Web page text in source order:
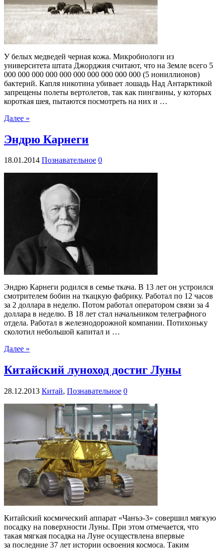
У белых медведей черная кожа. Микробиологи из
университета штата Джорджия считают, что на Земле всего 5
000 000 000 000 000 000 000 000 000 000 (5 нониллионов)
бактерий. Капля никотина убивает лошадь Над Антарктикой
запрещены полеты вертолетов, так как пингвины, у которых
короткая шея, пытаются посмотреть на них и …
Далее »
Эндрю Карнеги
18.01.2014 Познавательное 0
Эндрю Карнеги родился в семье ткача. В 13 лет он устроился
смотрителем бобин на ткацкую фабрику. Работал по 12 часов
за 2 доллара в неделю. Потом работал оператором связи за 4
доллара в неделю. В 18 лет стал начальником телеграфного
отдела. Работал в железнодорожной компании. Потихоньку
сколотил небольшой капитал и …
Далее »
Китайский луноход достиг Луны
28.12.2013 Китай, Познавательное 0
Китайский космический аппарат «Чанъэ-3» совершил мягкую
посадку на поверхности Луны. При этом отмечается, что
такая мягкая посадка на Луне осуществлена впервые
за последние 37 лет истории освоения космоса. Таким